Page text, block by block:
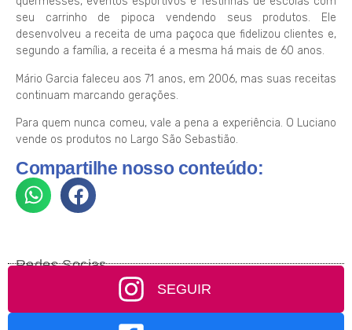
seu carrinho de pipoca vendendo seus produtos. Ele
desenvolveu a receita de uma paçoca que fidelizou clientes e,
segundo a família, a receita é a mesma há mais de 60 anos.
Mário Garcia faleceu aos 71 anos, em 2006, mas suas receitas
continuam marcando gerações.
Para quem nunca comeu, vale a pena a experiência. O Luciano
vende os produtos no Largo São Sebastião.
Compartilhe nosso conteúdo:
Redes Socias
SEGUIR